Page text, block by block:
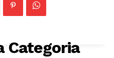
Categoria